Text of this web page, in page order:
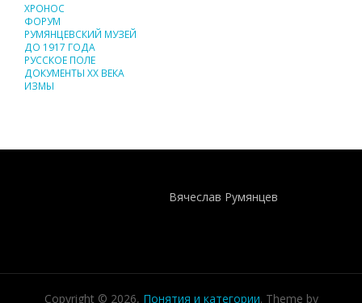
ХРОНОС
ФОРУМ
РУМЯНЦЕВСКИЙ МУЗЕЙ
ДО 1917 ГОДА
РУССКОЕ ПОЛЕ
ДОКУМЕНТЫ XX ВЕКА
ИЗМЫ
Вячеслав Румянцев
Copyright © 2026, Понятия и категории. Theme by